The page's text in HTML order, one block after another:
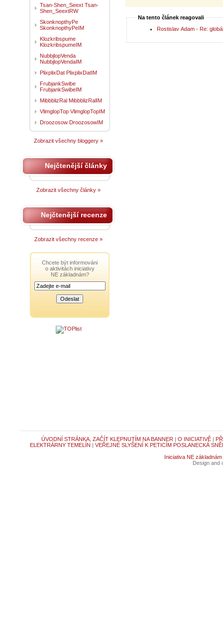
Na tento článek reagovali
Rostislav Adam - Re:
Tsan-Shen_Seext Tsan-
Shen_SeextRW
SkonknopthyPe
SkonknopthyPeIM
Klozkribspume
KlozkribspumeIM
NubbjlopVenda
NubbjlopVendaIM
PlixplixDat PlixplixDatIM
FrubjankSwibe
FrubjankSwibeIM
MibbblizRal MibbblizRalIM
VlimglopTop VlimglopTopIM
Droozosow DroozosowIM
Zobrazit všechny bloggery »
Nejčtenější články
Zobrazit všechny články »
Nejčtenější recenze
Zobrazit všechny recenze »
Chcete být informováni
o aktivitách iniciativy
NE základnám?
ÚVODNÍ STRÁNKA, ZAČÍT KLEPNUTÍM NA BANNER | O INICIATIVĚ|
ELEKTRÁRNY TEMELÍN | VEŘEJNÉ SLYŠENÍ K PETICÍM POSLANECKÁ
Iniciativa NE základnám
Design and